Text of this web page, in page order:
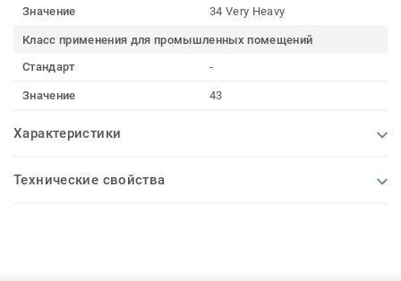
Значение 34 Very Heavy
Класс применения для промышленных помещений
Стандарт
-
Значение 43
Характеристики
Технические свойства